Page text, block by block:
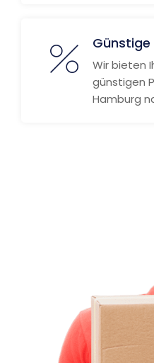
Günstige
Wir bieten
günstigen
Hamburg